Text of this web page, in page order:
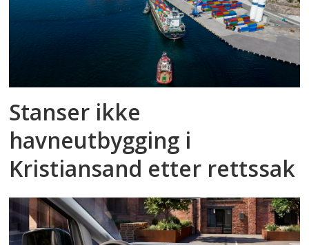
Stanser ikke
havneutbygging i
Kristiansand etter rettssak